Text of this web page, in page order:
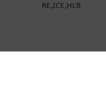
RE,ICE,HLB